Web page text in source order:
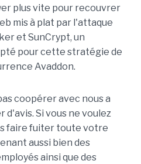
plus vite pour recouvrer
mis à plat par l'attaque
et SunCrypt, un
pour cette stratégie de
Avaddon.
coopérer avec nous a
Si vous ne voulez
faire fuiter toute votre
aussi bien des
ainsi que des